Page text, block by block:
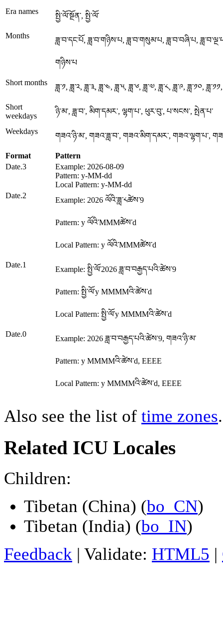
Era names
སྤྱི་ལོ་སྔོན་, སྤྱི་ལོ་
Months
ཟླ་བ་དང་པོ, ཟླ་བ་གཉིས་པ, ཟླ་བ་གསུམ་པ, ཟླ་བ་བཞི་པ,
གཉིས་པ
Short months
ཟླ་༡, ཟླ་༢, ཟླ་༣, ཟླ་༤, ཟླ་༥, ཟླ་༦, ཟླ་༧, ཟླ་༨, ཟླ་༩, ཟླ་༡༠,
Short
weekdays
ཉི་མ་, ཟླ་བ་, མིག་དམར་, ལྷག་པ་, ཕུར་བུ་, པ་སངས་, སྤེན་པ་
Weekdays
གཟའ་ཉི་མ་, གཟའ་ཟླ་བ་, གཟའ་མིག་དམར་, གཟའ་ལྷག་པ་,
Format
Pattern
Date.3
Example: 2026-08-09
Pattern: y-MM-dd
Local Pattern: y-MM-dd
Date.2
Example: 2026 ལོའི་ཟླ་༨ཚེས་9
Pattern: y ལོའི་MMMཚེས་d
Local Pattern: y ལོའི་MMMཚེས་d
Date.1
Example: སྤྱི་ལོ་2026 ཟླ་བ་བརྒྱད་པའི་ཚེས་9
Pattern: སྤྱི་ལོ་y MMMMའི་ཚེས་d
Local Pattern: སྤྱི་ལོ་y MMMMའི་ཚེས་d
Date.0
Example: 2026 ཟླ་བ་བརྒྱད་པའི་ཚེས་9, གཟའ་ཉི་མ་
Pattern: y MMMMའི་ཚེས་d, EEEE
Local Pattern: y MMMMའི་ཚེས་d, EEEE
Also see the list of time zones.
Related ICU Locales
Children:
Tibetan (China) (bo_CN)
Tibetan (India) (bo_IN)
Feedback | Validate: HTML5 |